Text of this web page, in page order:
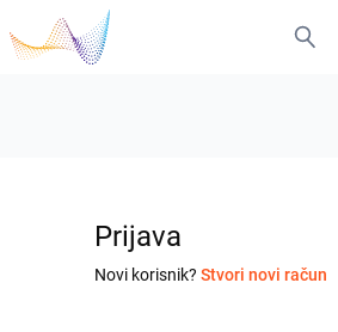
Prijava
Novi korisnik? Stvori novi račun